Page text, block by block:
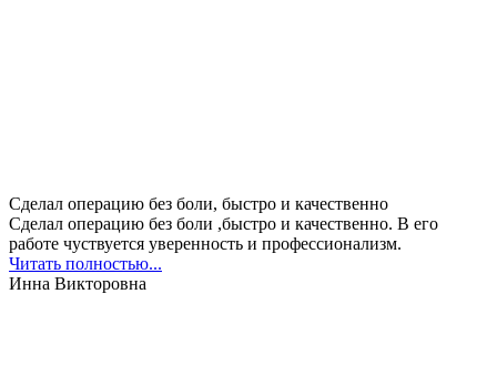
Сделал операцию без боли, быстро и качественно
Сделал операцию без боли ,быстро и качественно. В его
работе чуствуется уверенность и профессионализм.
Читать полностью...
Инна Викторовна